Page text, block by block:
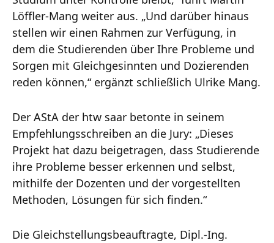
Löffler-Mang weiter aus. „Und darüber hinaus
stellen wir einen Rahmen zur Verfügung, in
dem die Studierenden über Ihre Probleme und
Sorgen mit Gleichgesinnten und Dozierenden
reden können,“ ergänzt schließlich Ulrike Mang.
Der AStA der htw saar betonte in seinem
Empfehlungsschreiben an die Jury: „Dieses
Projekt hat dazu beigetragen, dass Studierende
ihre Probleme besser erkennen und selbst,
mithilfe der Dozenten und der vorgestellten
Methoden, Lösungen für sich finden.“
Die Gleichstellungsbeauftragte, Dipl.-Ing.